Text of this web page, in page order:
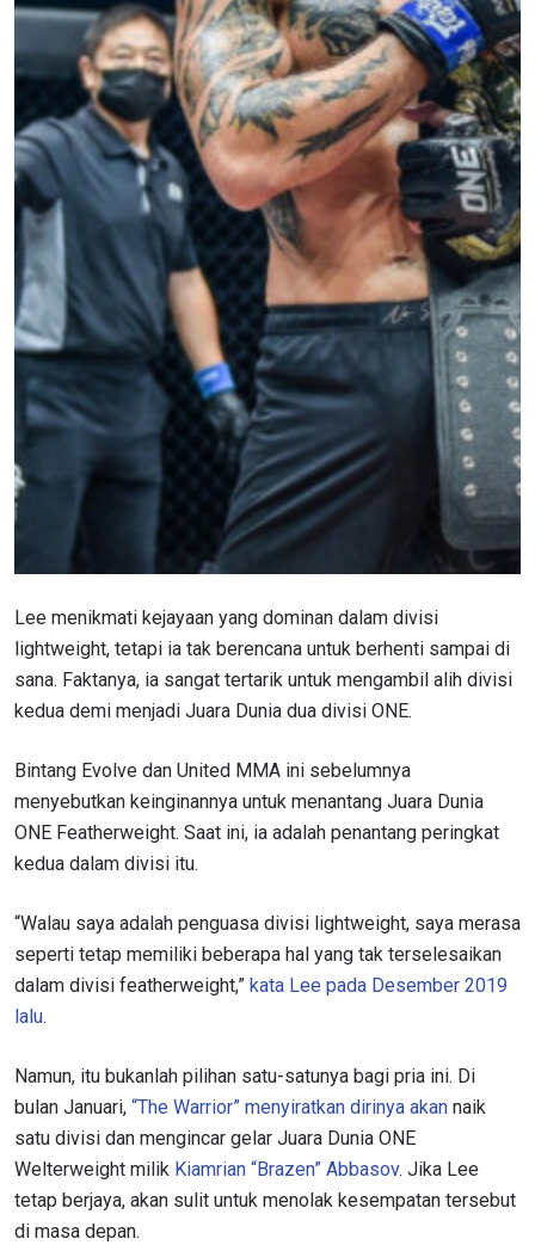
Lee menikmati kejayaan yang dominan dalam divisi
lightweight, tetapi ia tak berencana untuk berhenti sampai di
sana. Faktanya, ia sangat tertarik untuk mengambil alih divisi
kedua demi menjadi Juara Dunia dua divisi ONE.
Bintang Evolve dan United MMA ini sebelumnya
menyebutkan keinginannya untuk menantang Juara Dunia
ONE Featherweight. Saat ini, ia adalah penantang peringkat
kedua dalam divisi itu.
“Walau saya adalah penguasa divisi lightweight, saya merasa
seperti tetap memiliki beberapa hal yang tak terselesaikan
dalam divisi featherweight,” kata Lee pada Desember 2019
lalu.
Namun, itu bukanlah pilihan satu-satunya bagi pria ini. Di
bulan Januari, “The Warrior” menyiratkan dirinya akan naik
satu divisi dan mengincar gelar Juara Dunia ONE
Welterweight milik Kiamrian “Brazen” Abbasov. Jika Lee
tetap berjaya, akan sulit untuk menolak kesempatan tersebut
di masa depan.
LAWAN
GELARAN
LIHAT SOROTAN TERBAIK
terbaru, tawaran spesial, dan akses awal untuk kursi
terbaik di gelaran langsung kami.
EMAIL
NAMA
BERLANGGANAN
Dengan mengirimkan formulir ini, anda menyetujui
pengumpulan, penggunaan dan pembukaan informasi
anda berdasarkan
Kebijakan Privasikami. Anda dapat
membatalkan (unsubscribe) dari jenis komunikasi ini
kapan saja.